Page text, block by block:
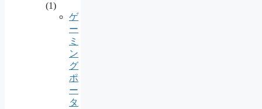
(1)
ゲ
ー
ミ
ン
グ
ポ
ー
タ